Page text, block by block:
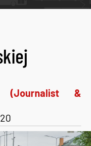
(Journalist &